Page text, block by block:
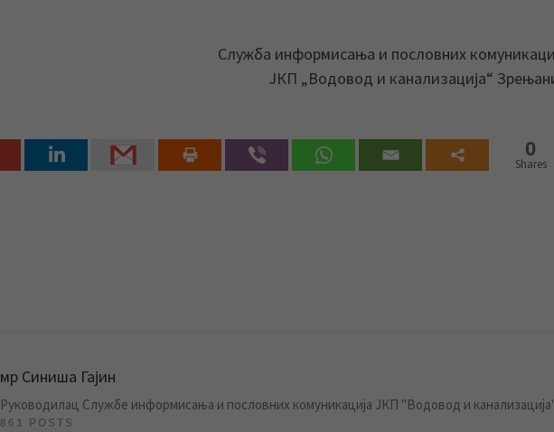
Служба информисања и пословних
ЈКП „Водовод и канализација“
0
Shares
мр Синиша Гајин
Руководилац Службе информисања и пословних комуникација ЈКП "Водовод и
861 POSTS